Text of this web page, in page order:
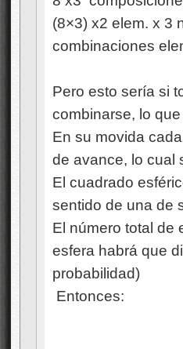
(8×3) x2 elem. x 3
combinaciones
Pero esto sería si
combinarse, lo
En su movida
de avance, lo cual
El cuadrado
sentido de una de
El número total de
esfera habrá que
probabilidad)
Entonces: